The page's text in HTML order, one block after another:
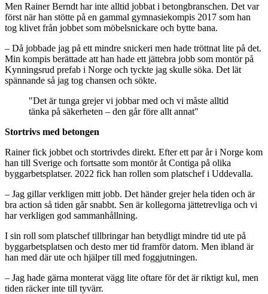
Men Rainer Berndt har inte alltid jobbat i betongbranschen. Det var
först när han stötte på en gammal gymnasiekompis 2017 som han
tog klivet från jobbet som möbelsnickare och bytte bana.
– Då jobbade jag på ett mindre snickeri men hade tröttnat lite på det.
Min kompis berättade att han hade ett jättebra jobb som montör på
Kynningsrud prefab i Norge och tyckte jag skulle söka. Det lät
spännande så jag tog chansen och sökte.
"Det är tunga grejer vi jobbar med och vi måste alltid
tänka på säkerheten – den går före allt annat"
Stortrivs med betongen
Rainer fick jobbet och stortrivdes direkt. Efter ett par år i Norge kom
han till Sverige och fortsatte som montör åt Contiga på olika
byggarbetsplatser. 2022 fick han rollen som platschef i Uddevalla.
– Jag gillar verkligen mitt jobb. Det händer grejer hela tiden och är
bra action så tiden går snabbt. Sen är kollegorna jättetrevliga och vi
har verkligen god sammanhållning.
I sin roll som platschef tillbringar han betydligt mindre tid ute på
byggarbetsplatsen och desto mer tid framför datorn. Men ibland är
han med där ute och hjälper till med foggjutningen.
– Jag hade gärna monterat vägg lite oftare för det är riktigt kul, men
tiden räcker inte till tyvärr.